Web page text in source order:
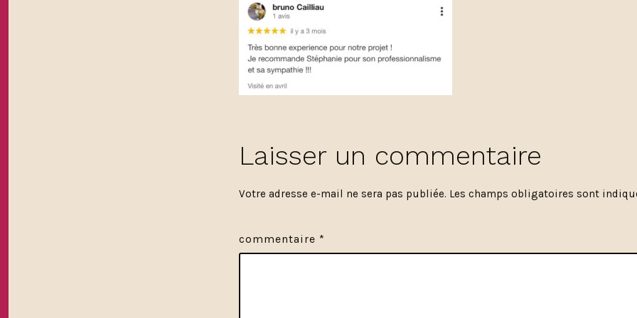
Laisser un commentaire
Votre adresse e-mail ne sera pas publiée. Les champs obligatoires sont
commentaire *